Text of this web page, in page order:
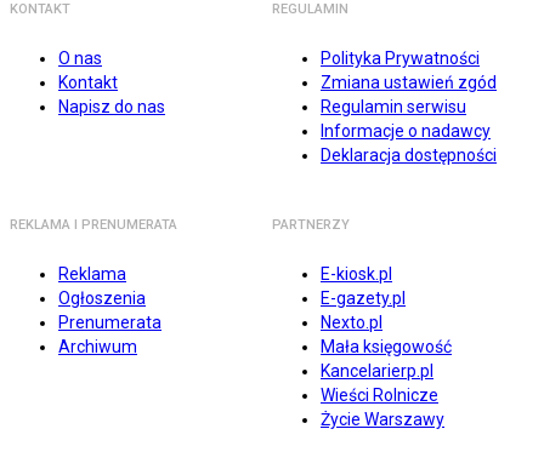
KONTAKT
O nas
Kontakt
Napisz do nas
REGULAMIN
Polityka Prywatności
Zmiana ustawień zgód
Regulamin serwisu
Informacje o nadawcy
Deklaracja dostępności
REKLAMA I PRENUMERATA
Reklama
Ogłoszenia
Prenumerata
Archiwum
PARTNERZY
E-kiosk.pl
E-gazety.pl
Nexto.pl
Mała księgowość
Kancelarierp.pl
Wieści Rolnicze
Życie Warszawy